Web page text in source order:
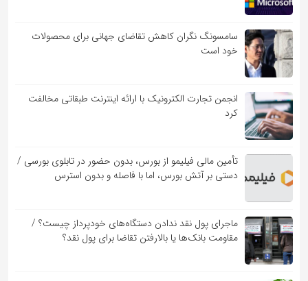
سامسونگ نگران کاهش تقاضای جهانی برای محصولات
خود است
انجمن تجارت الکترونیک با ارائه اینترنت طبقاتی مخالفت
کرد
تأمین مالی فیلیمو از بورس، بدون حضور در تابلوی بورسی /
دستی بر آتش بورس، اما با فاصله و بدون استرس
ماجرای پول نقد ندادن دستگاه‌های خودپرداز چیست؟ /
مقاومت بانک‌ها یا بالارفتن تقاضا برای پول نقد؟